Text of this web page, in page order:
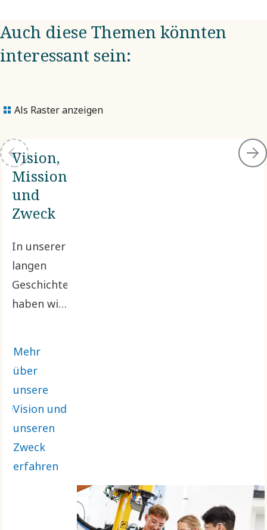
Auch diese Themen könnten
interessant sein:
Als Raster anzeigen
Vision,
Mission
und
Zweck
In unserer
langen
Geschichte
haben wir
Mehr
über
unsere
Vision und
unseren
Zweck
erfahren